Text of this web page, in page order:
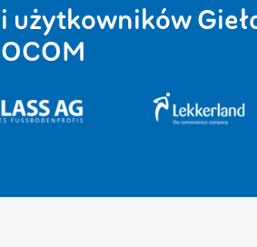
użytkowników